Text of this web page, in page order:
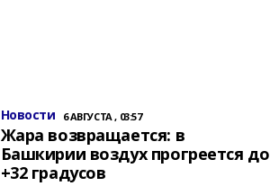
Новости 6 АВГУСТА , 03:57
Жара возвращается: в
Башкирии воздух прогреется до
+32 градусов